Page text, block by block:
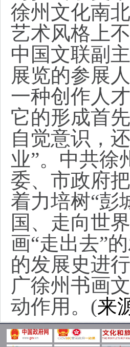
徐州文化南
艺术风格上
中国文联副
展览的参展
一种创作人
它的形成首
自觉意识，
业”。 中共徐
委、市政府
着力培树“彭
国、走向世
画“走出去”
的发展史进
广徐州书画
动作用。(来